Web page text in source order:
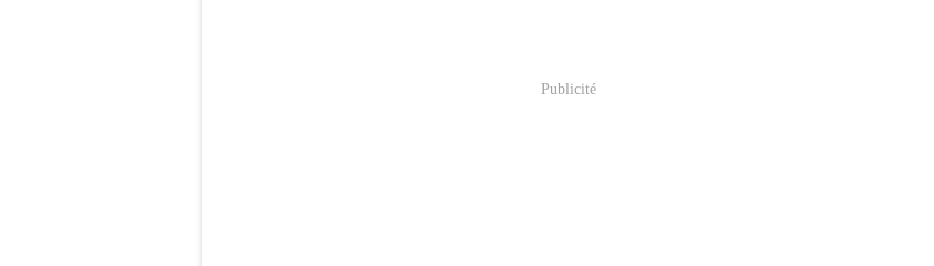
Publicité